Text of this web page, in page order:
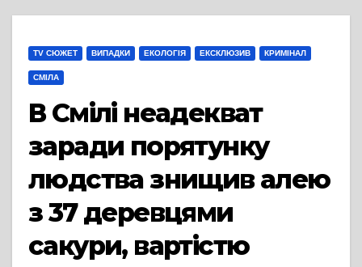
TV СЮЖЕТ ВИПАДКИ ЕКОЛОГІЯ ЕКСКЛЮЗИВ КРИМІНАЛ
СМІЛА
В Смілі неадекват
заради порятунку
людства знищив алею
з 37 деревцями
сакури, вартістю